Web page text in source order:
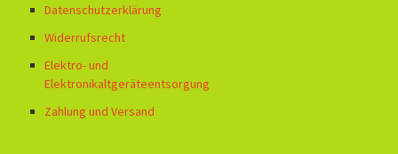
Datenschutzerklärung
Widerrufsrecht
Elektro- und
Elektronikaltgeräteentsorgung
Zahlung und Versand